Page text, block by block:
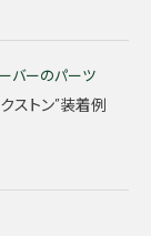
バーのパーツ
ストン”装着例